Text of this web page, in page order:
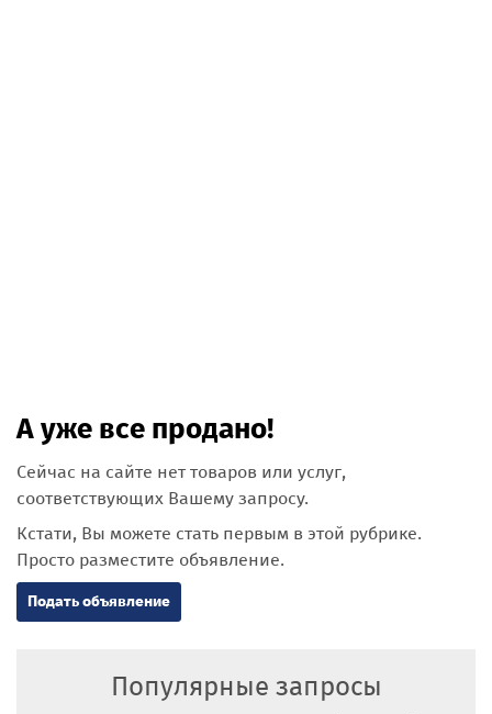
А уже все продано!
Сейчас на сайте нет товаров или услуг,
соответствующих Вашему запросу.
Кстати, Вы можете стать первым в этой рубрике.
Просто разместите объявление.
Подать объявление
Популярные запросы